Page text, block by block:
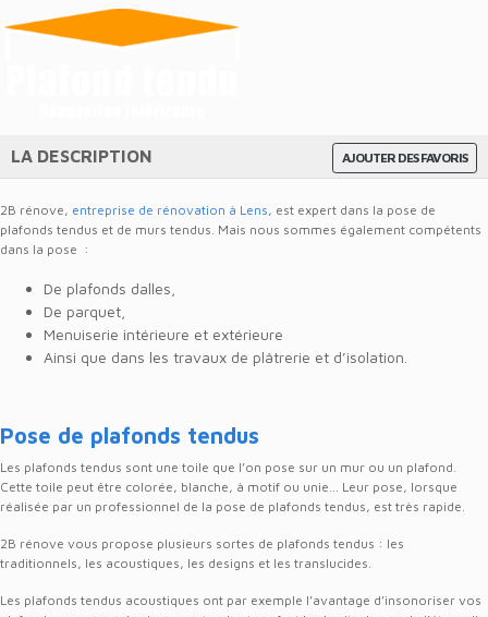
AJOUTER DES FAVORIS
LA DESCRIPTION
2B rénove, entreprise de rénovation à Lens, est expert dans la pose de
plafonds tendus et de murs tendus. Mais nous sommes également compétents
dans la pose :
De plafonds dalles,
De parquet,
Menuiserie intérieure et extérieure
Ainsi que dans les travaux de plâtrerie et d’isolation.
Pose de plafonds tendus
Les plafonds tendus sont une toile que l’on pose sur un mur ou un plafond.
Cette toile peut être colorée, blanche, à motif ou unie… Leur pose, lorsque
réalisée par un professionnel de la pose de plafonds tendus, est très rapide.
2B rénove vous propose plusieurs sortes de plafonds tendus : les
traditionnels, les acoustiques, les designs et les translucides.
Les plafonds tendus acoustiques ont par exemple l’avantage d’insonoriser vos